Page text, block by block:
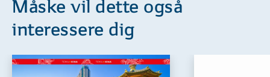
Måske vil dette også
interessere dig